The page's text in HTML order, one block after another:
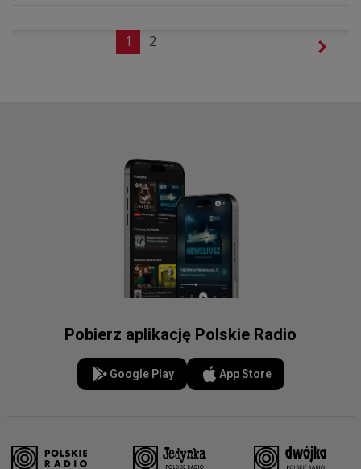
1 2
Pobierz aplikację Polskie Radio
Google Play App Store